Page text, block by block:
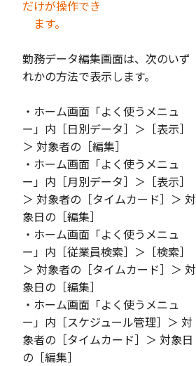
だけが操作でき
ます。
勤務データ編集画面は、次のいず
れかの方法で表示します。
・ホーム画面「よく使うメニュ
ー」内［日別データ］＞［表示］
＞ 対象者の［編集］
・ホーム画面「よく使うメニュ
ー」内［月別データ］＞［表示］
＞ 対象者の［タイムカード］＞ 対
象日の［編集］
・ホーム画面「よく使うメニュ
ー」内［従業員検索］＞［検索］
＞ 対象者の［タイムカード］＞ 対
象日の［編集］
・ホーム画面「よく使うメニュ
ー」内［スケジュール管理］＞ 対
象者の［タイムカード］＞ 対象日
の［編集］